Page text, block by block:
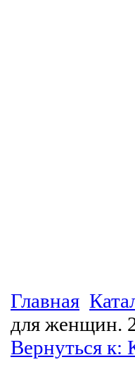
Главная
для женщин.
Вернуться к: